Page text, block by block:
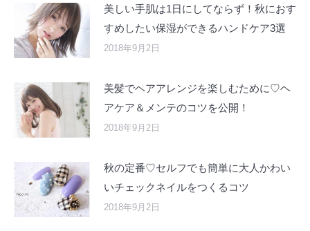
美しい手肌は1日にしてならず！秋におす
すめしたい保湿ができるハンドケア3選
2018年9月2日
美髪でヘアアレンジを楽しむために♡ヘ
アケア＆メンテのコツを公開！
2018年9月2日
秋の定番♡セルフでも簡単に大人かわい
いチェックネイルをつくるコツ
2018年9月2日